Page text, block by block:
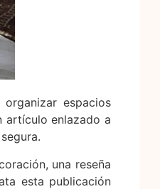
espacios
artículo enlazado a
una reseña
esta publicación